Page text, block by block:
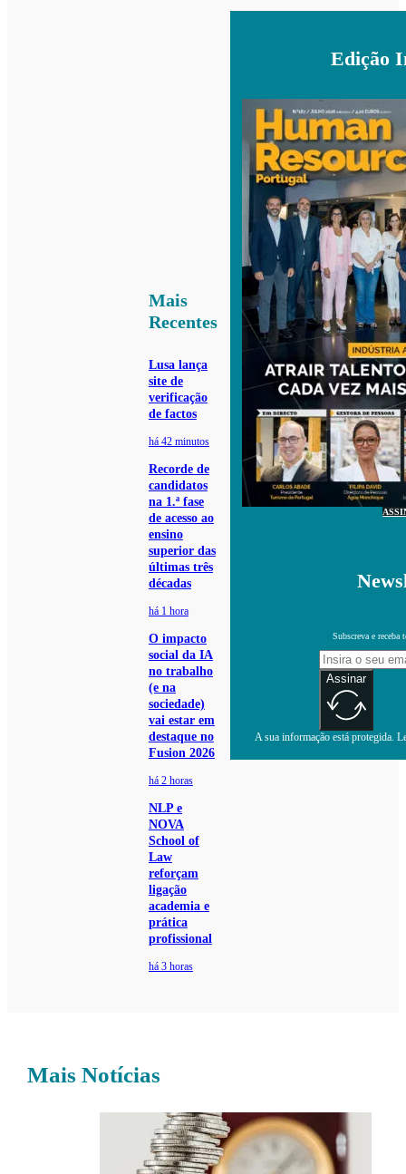
Mais
Recentes
Lusa lança
site de
verificação
de factos
há 42 minutos
Recorde de
candidatos
na 1.ª fase
de acesso ao
ensino
superior das
últimas três
décadas
há 1 hora
O impacto
social da IA
no trabalho
(e na
sociedade)
vai estar em
destaque no
Fusion 2026
há 2 horas
NLP e
NOVA
School of
Law
reforçam
ligação
academia e
prática
profissional
há 3 horas
Edição
Subscreva e receba
Assinar
A sua informação está protegida.
Mais Notícias